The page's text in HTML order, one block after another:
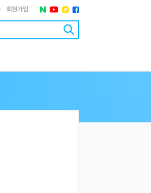
회원가입